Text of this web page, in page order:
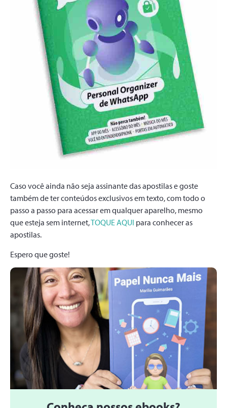
Caso você ainda não seja assinante das apostilas e goste
também de ter conteúdos exclusivos em texto, com todo o
passo a passo para acessar em qualquer aparelho, mesmo
que esteja sem internet,TOQUE AQUI para conhecer as
apostilas.
Espero que goste!